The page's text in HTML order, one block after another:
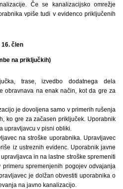
Če se kanalizacijsko omrežje
vpiše tudi v evidenco priključenih
16. člen
na priključkih)
trase, izvedbo dodatnega dela
obravnava na enak način, kot da gre za
je dovoljena samo v primerih rušenja
ko gre za začasen priključek. Uporabnik
upravljavcu v pisni obliki.
na stroške uporabnika. Upravljavec
iz ustreznih evidenc. Uporabnik javne
in na lastne stroške spremeniti
spremenjenih pogojev odvajanja
je dolžan obvestiti uporabnika o
na javno kanalizacijo.